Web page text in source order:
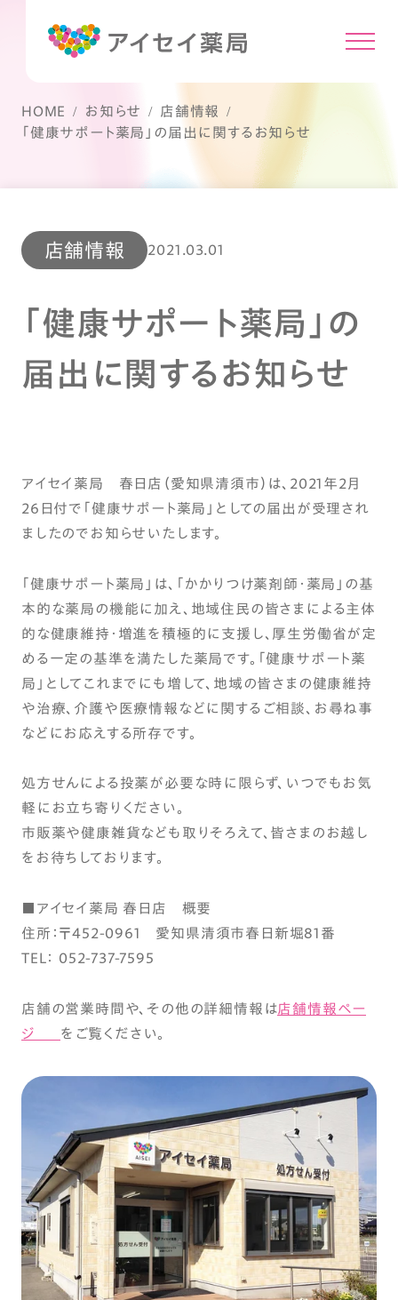
HOME お知らせ
店舗情報
「健康サポート薬局」の届出に関するお知らせ
店舗情報 2021.03.01
「健康サポート薬局」の
届出に関するお知らせ
アイセイ薬局 春日店（愛知県清須市）は、2021年2月
26日付で「健康サポート薬局」としての届出が受理され
ましたのでお知らせいたします。
「健康サポート薬局」は、「かかりつけ薬剤師・薬局」の基
本的な薬局の機能に加え、地域住民の皆さまによる主体
的な健康維持・増進を積極的に支援し、厚生労働省が定
める一定の基準を満たした薬局です。「健康サポート薬
局」としてこれまでにも増して、地域の皆さまの健康維持
や治療、介護や医療情報などに関するご相談、お尋ね事
などにお応えする所存です。
処方せんによる投薬が必要な時に限らず、いつでもお気
軽にお立ち寄りください。
市販薬や健康雑貨なども取りそろえて、皆さまのお越し
をお待ちしております。
■アイセイ薬局 春日店 概要
住所：〒452-0961 愛知県清須市春日新堀81番
TEL： 052-737-7595
店舗の営業時間や、その他の詳細情報は店舗情報ペー
ジ
をご覧ください。